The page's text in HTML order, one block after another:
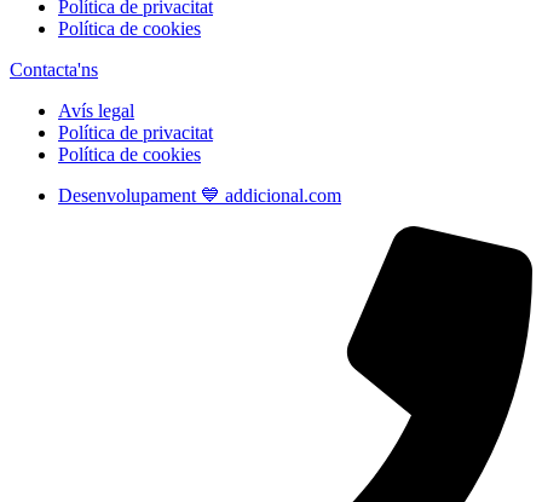
Política de privacitat
Política de cookies
Contacta'ns
Avís legal
Política de privacitat
Política de cookies
Desenvolupament 💙 addicional.com